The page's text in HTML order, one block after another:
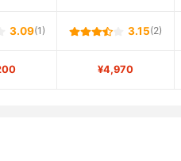
3.09(1) 3.15(2)
¥4,970